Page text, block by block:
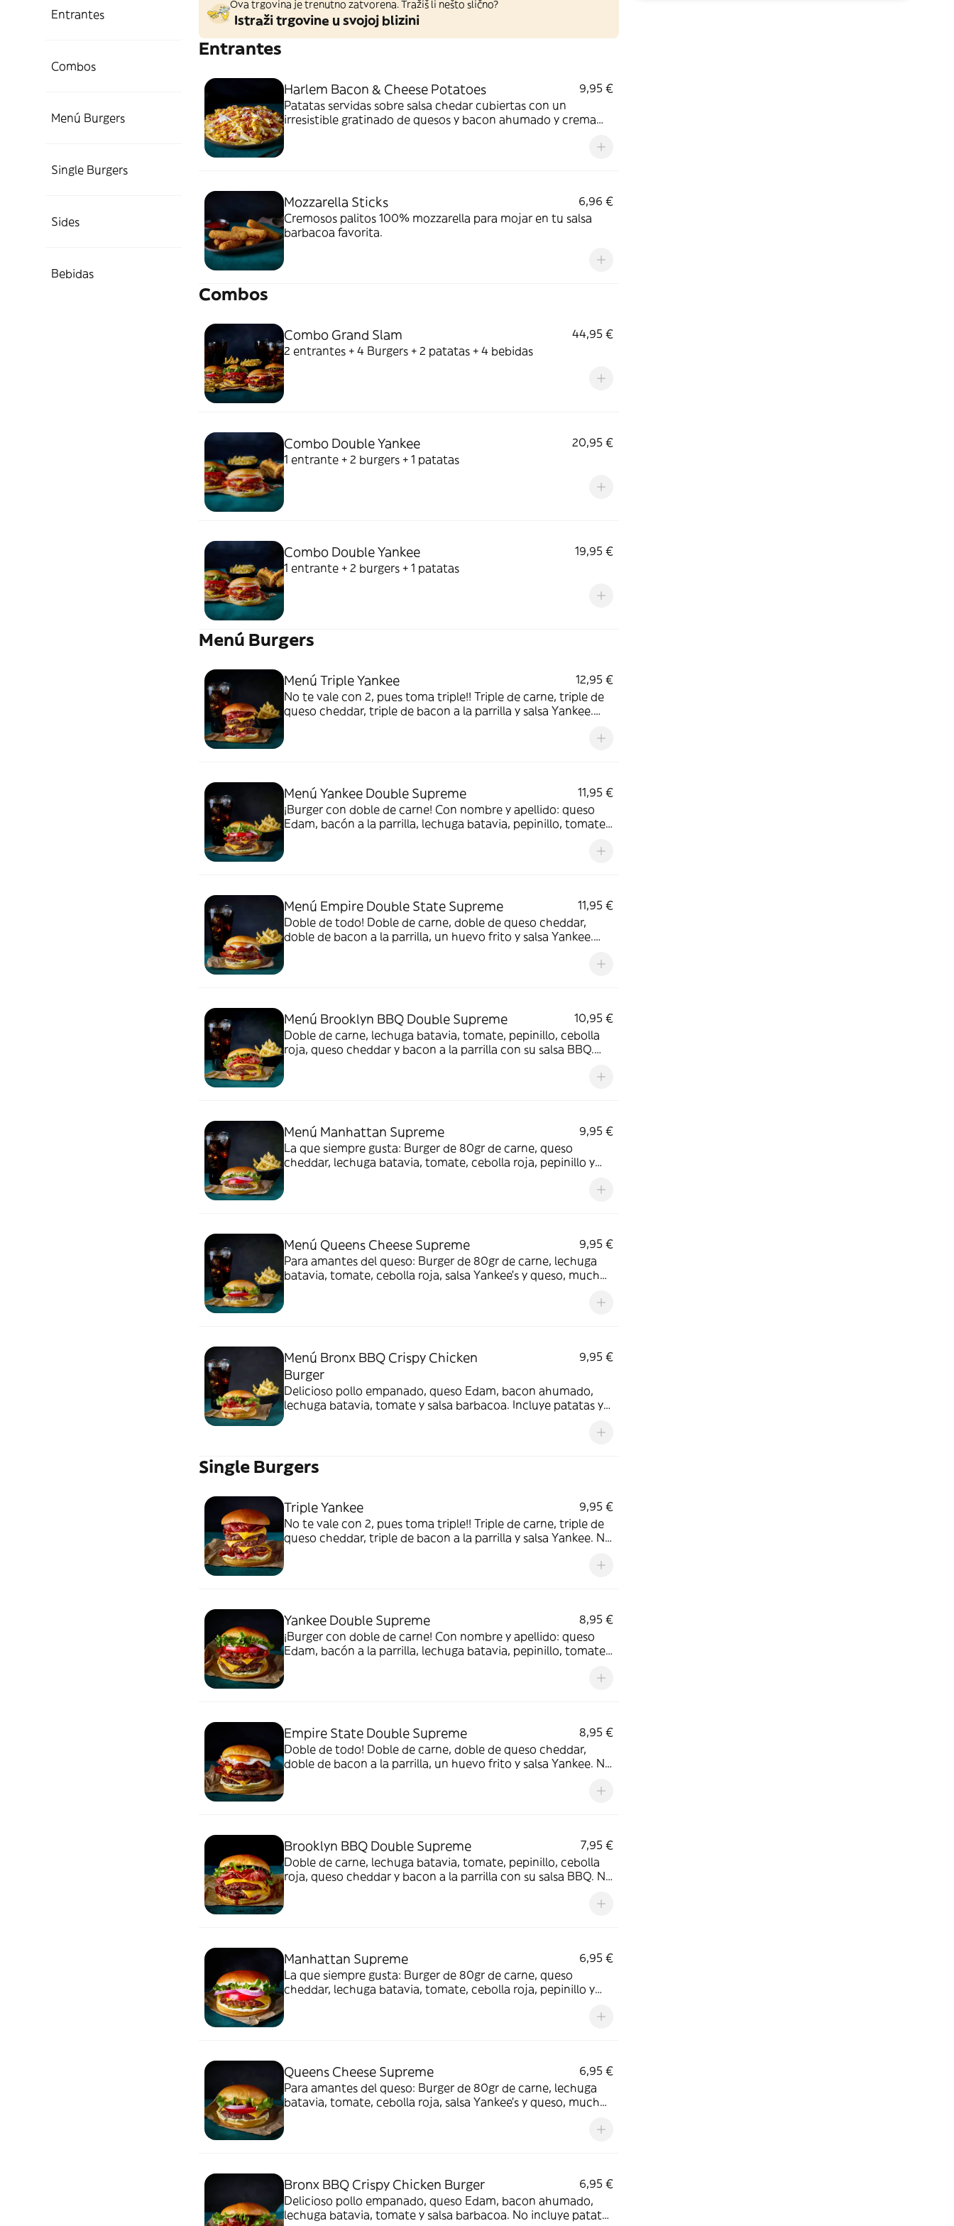
Entrantes
Combos
Menú Burgers
Single Burgers
Sides
Bebidas
Ova trgovina je trenutno zatvorena. Tražiš li nešto slično?
Istraži trgovine u svojoj blizini
Entrantes
Harlem Bacon & Cheese Potatoes
9,95 €
Patatas servidas sobre salsa chedar cubiertas con un
irresistible gratinado de quesos y bacon ahumado y crema
Mozzarella Sticks
6,96 €
Cremosos palitos 100% mozzarella para mojar en tu salsa
barbacoa favorita.
Combos
Combo Grand Slam
44,95 €
2 entrantes + 4 Burgers + 2 patatas + 4 bebidas
Combo Double Yankee
20,95 €
1 entrante + 2 burgers + 1 patatas
Combo Double Yankee
19,95 €
1 entrante + 2 burgers + 1 patatas
Menú Burgers
Menú Triple Yankee
12,95 €
No te vale con 2, pues toma triple!! Triple de carne, triple de
queso cheddar, triple de bacon a la parrilla y salsa Yankee.
Menú Yankee Double Supreme
11,95 €
¡Burger con doble de carne! Con nombre y apellido: queso
Edam, bacón a la parrilla, lechuga batavia, pepinillo, tomate,
Menú Empire Double State Supreme
11,95 €
Doble de todo! Doble de carne, doble de queso cheddar,
doble de bacon a la parrilla, un huevo frito y salsa Yankee.
Menú Brooklyn BBQ Double Supreme
10,95 €
Doble de carne, lechuga batavia, tomate, pepinillo, cebolla
roja, queso cheddar y bacon a la parrilla con su salsa BBQ.
Menú Manhattan Supreme
9,95 €
La que siempre gusta: Burger de 80gr de carne, queso
cheddar, lechuga batavia, tomate, cebolla roja, pepinillo y
Menú Queens Cheese Supreme
9,95 €
Para amantes del queso: Burger de 80gr de carne, lechuga
batavia, tomate, cebolla roja, salsa Yankee's y queso, mucho
Menú Bronx BBQ Crispy Chicken
Burger
9,95 €
Delicioso pollo empanado, queso Edam, bacon ahumado,
lechuga batavia, tomate y salsa barbacoa. Incluye patatas y
Single Burgers
Triple Yankee
9,95 €
No te vale con 2, pues toma triple!! Triple de carne, triple de
queso cheddar, triple de bacon a la parrilla y salsa Yankee. No
Yankee Double Supreme
8,95 €
¡Burger con doble de carne! Con nombre y apellido: queso
Edam, bacón a la parrilla, lechuga batavia, pepinillo, tomate,
Empire State Double Supreme
8,95 €
Doble de todo! Doble de carne, doble de queso cheddar,
doble de bacon a la parrilla, un huevo frito y salsa Yankee. No
Brooklyn BBQ Double Supreme
7,95 €
Doble de carne, lechuga batavia, tomate, pepinillo, cebolla
roja, queso cheddar y bacon a la parrilla con su salsa BBQ. No
Manhattan Supreme
6,95 €
La que siempre gusta: Burger de 80gr de carne, queso
cheddar, lechuga batavia, tomate, cebolla roja, pepinillo y
Queens Cheese Supreme
6,95 €
Para amantes del queso: Burger de 80gr de carne, lechuga
batavia, tomate, cebolla roja, salsa Yankee's y queso, mucho
Bronx BBQ Crispy Chicken Burger
6,95 €
Delicioso pollo empanado, queso Edam, bacon ahumado,
lechuga batavia, tomate y salsa barbacoa. No incluye patatas